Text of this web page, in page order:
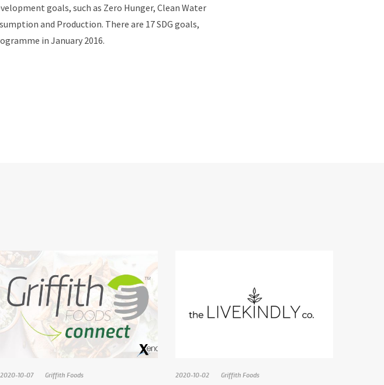
goals, such as Zero Hunger, Clean Water
and Production. There are 17 SDG goals,
in January 2016.
2020-10-07 Griffith Foods 2020-10-02 Griffith Foods